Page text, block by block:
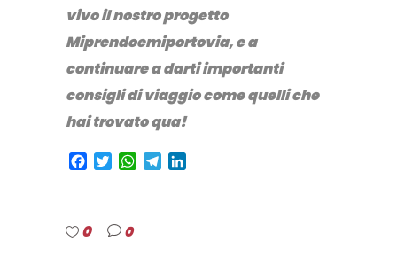
vivo il nostro progetto
Miprendoemiportovia, e a
continuare a darti importanti
consigli di viaggio come quelli che
hai trovato qua!
Facebook
TwitterWhatsApp
Telegram
0 0